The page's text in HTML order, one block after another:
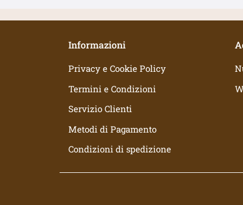
Informazioni
Privacy e Cookie Policy
Termini e Condizioni
Servizio Clienti
Metodi di Pagamento
Condizioni di spedizione